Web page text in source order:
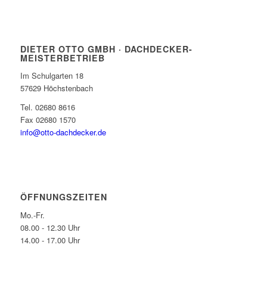
DIETER OTTO GMBH · DACHDECKER-
MEISTERBETRIEB
Im Schulgarten 18
57629 Höchstenbach
Tel. 02680 8616
Fax 02680 1570
info@otto-dachdecker.de
ÖFFNUNGSZEITEN
Mo.-Fr.
08.00 - 12.30 Uhr
14.00 - 17.00 Uhr